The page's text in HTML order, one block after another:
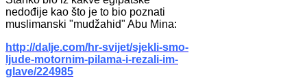
nedođije kao što je to bio poznati
muslimanski "mudžahid" Abu Mina:
http://dalje.com/hr-svijet/sjekli-smo-
ljude-motornim-pilama-i-rezali-im-
glave/224985